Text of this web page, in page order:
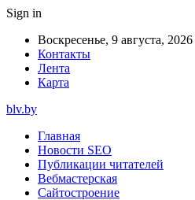
Sign in
Воскресенье, 9 августа, 2026
Контакты
Лента
Карта
blv.by
Главная
Новости SEO
Публикации читателей
Вебмастерская
Сайтостроение